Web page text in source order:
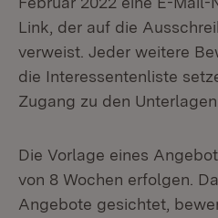
Link, der auf die
verweist. Jeder weitere
die Interessentenliste
Zugang zu den Unterlagen.
Die Vorlage eines
von 8 Wochen erfolgen.
Angebote gesichtet,